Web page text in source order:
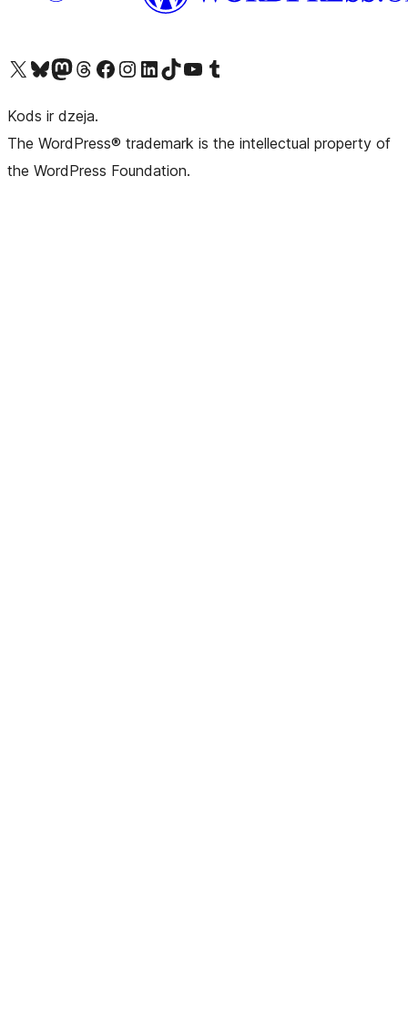
Apmeklējiet mūsu X (agrāk Twitter) kontu
Apmeklējiet mūsu Bluesky kontu
Apmeklējiet mūsu Mastodon kontu
Apmeklējiet mūsu Threads kontu
Apmeklējiet mūsu Facebook lapuApmeklējiet mūsu Instagram kontu
Apmeklējiet mūsu LinkedIn kontu
Apmeklējiet mūsu TikTok kontu
Apmeklējiet mūsu YouTube kanālu
Apmeklējiet mūsu Tumblr kontu
Kods ir dzeja.
The WordPress® trademark is the intellectual property of
the WordPress Foundation.